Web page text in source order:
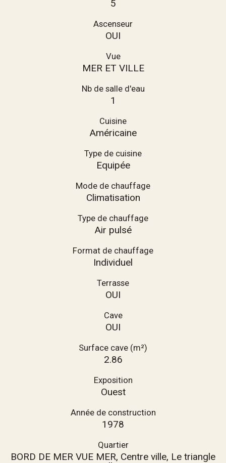
5
Ascenseur
OUI
Vue
MER ET VILLE
Nb de salle d'eau
1
Cuisine
Américaine
Type de cuisine
Equipée
Mode de chauffage
Climatisation
Type de chauffage
Air pulsé
Format de chauffage
Individuel
Terrasse
OUI
Cave
OUI
Surface cave (m²)
2.86
Exposition
Ouest
Année de construction
1978
Quartier
BORD DE MER VUE MER, Centre ville, Le triangle